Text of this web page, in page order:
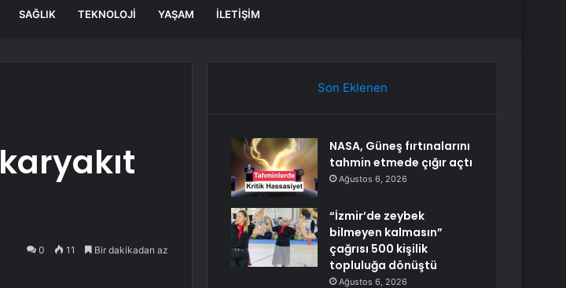
SAĞLIK TEKNOLOJI YAŞAM İLETIŞIM
0 11 Bir dakikadan az
Son Eklenen
NASA, Güneş fırtınalarını
tahmin etmede çığır açtı
Ağustos 6, 2026
“İzmir’de zeybek
bilmeyen kalmasın”
çağrısı 500 kişilik
topluluğa dönüştü
Ağustos 6, 2026